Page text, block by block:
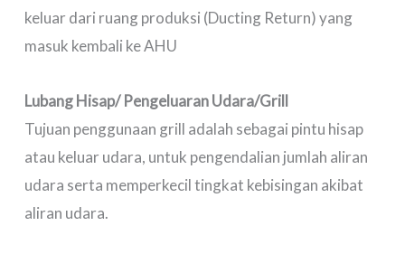
keluar dari ruang produksi (Ducting Return) yang
masuk kembali ke AHU
Lubang Hisap/ Pengeluaran Udara/Grill
Tujuan penggunaan grill adalah sebagai pintu hisap
atau keluar udara, untuk pengendalian jumlah aliran
udara serta memperkecil tingkat kebisingan akibat
aliran udara.